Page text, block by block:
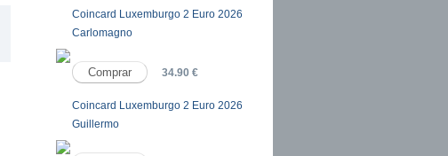
Coincard Luxemburgo 2 Euro 2026
Carlomagno
34.90 €
Coincard Luxemburgo 2 Euro 2026
Guillermo